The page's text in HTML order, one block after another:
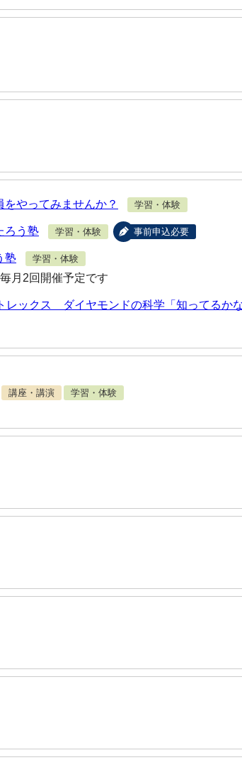
をやってみませんか？ 学習・体験
ろう塾 学習・体験 事前申込必要
塾 学習・体験
月2回開催予定です
ックス ダイヤモンドの科学「知ってるかな
講座・講演 学習・体験